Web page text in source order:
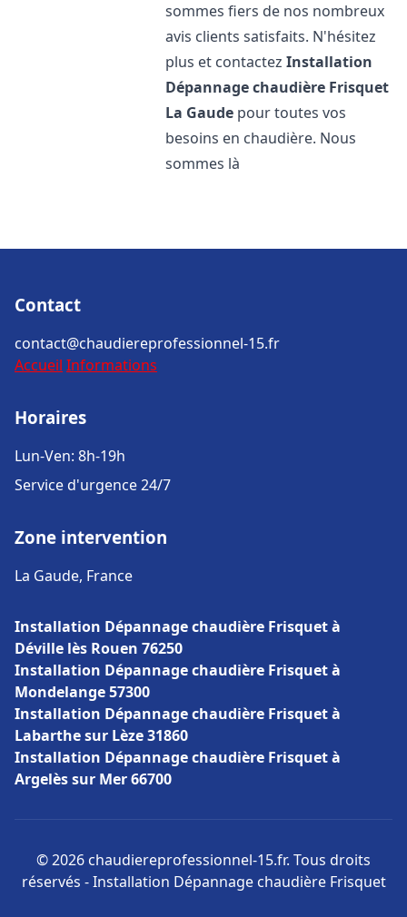
sommes fiers de nos nombreux
avis clients satisfaits. N'hésitez
plus et contactezInstallation
Dépannage chaudière Frisquet
La Gaude pour toutes vos
besoins en chaudière. Nous
sommes là
Contact
contact@chaudiereprofessionnel-15.fr
Accueil Informations
Horaires
Lun-Ven: 8h-19h
Service d'urgence 24/7
Zone intervention
La Gaude, France
Installation Dépannage chaudière Frisquet à
Déville lès Rouen 76250
Installation Dépannage chaudière Frisquet à
Mondelange 57300
Installation Dépannage chaudière Frisquet à
Labarthe sur Lèze 31860
Installation Dépannage chaudière Frisquet à
Argelès sur Mer 66700
© 2026 chaudiereprofessionnel-15.fr. Tous droits
réservés - Installation Dépannage chaudière Frisquet